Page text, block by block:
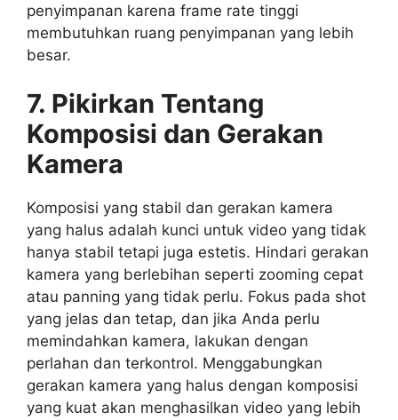
penyimpanan karena frame rate tinggi
membutuhkan ruang penyimpanan yang lebih
besar.
7. Pikirkan Tentang
Komposisi dan Gerakan
Kamera
Komposisi yang stabil dan gerakan kamera
yang halus adalah kunci untuk video yang tidak
hanya stabil tetapi juga estetis. Hindari gerakan
kamera yang berlebihan seperti zooming cepat
atau panning yang tidak perlu. Fokus pada shot
yang jelas dan tetap, dan jika Anda perlu
memindahkan kamera, lakukan dengan
perlahan dan terkontrol. Menggabungkan
gerakan kamera yang halus dengan komposisi
yang kuat akan menghasilkan video yang lebih